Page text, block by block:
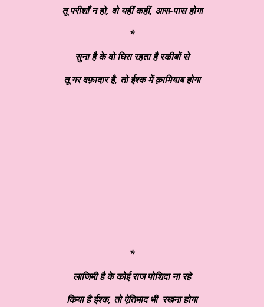
तू परीशाँ न हो, वो यहीं कहीं, आस-पास होगा
*
सुना है के वो घिरा रहता है रकीबों से
तू गर वफ़ादार है, तो ईश्क में क़ामियाब होगा
*
लाजिमी है के कोई राज पोशिदा ना रहे
किया है ईश्क, तो ऐतिमाद भी रखना होगा